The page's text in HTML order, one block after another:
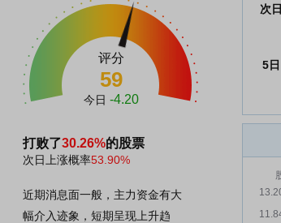
评分
59
今日 -4.20
打败了30.26%的股票
次日上涨概率53.90%
近期消息面一般，主力资金有大
幅介入迹象，短期呈现上升趋
次日
5日